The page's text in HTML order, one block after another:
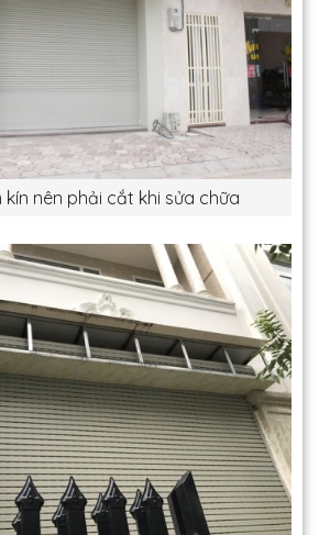
kín nên phải cắt khi sửa chữa